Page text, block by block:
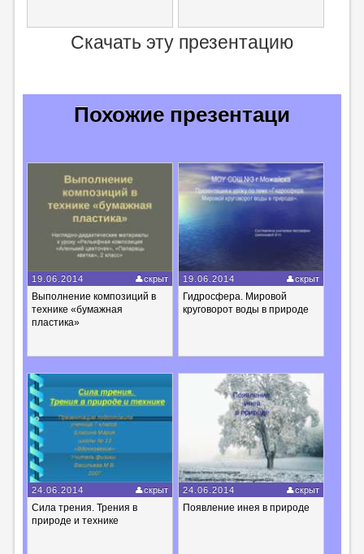
Скачать эту презентацию
Похожие презентаци
19.06.2014 скрыт
Выполнение композиций в
технике «бумажная
пластика»
19.06.2014 скрыт
Гидросфера. Мировой
круговорот воды в природе
24.06.2014 скрыт
Сила трения. Трения в
природе и технике
24.06.2014 скрыт
Появление инея в природе